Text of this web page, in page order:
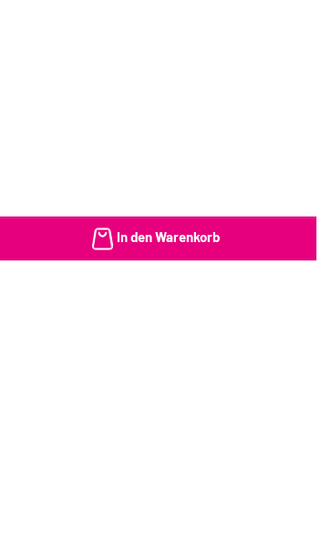
In den Warenkorb